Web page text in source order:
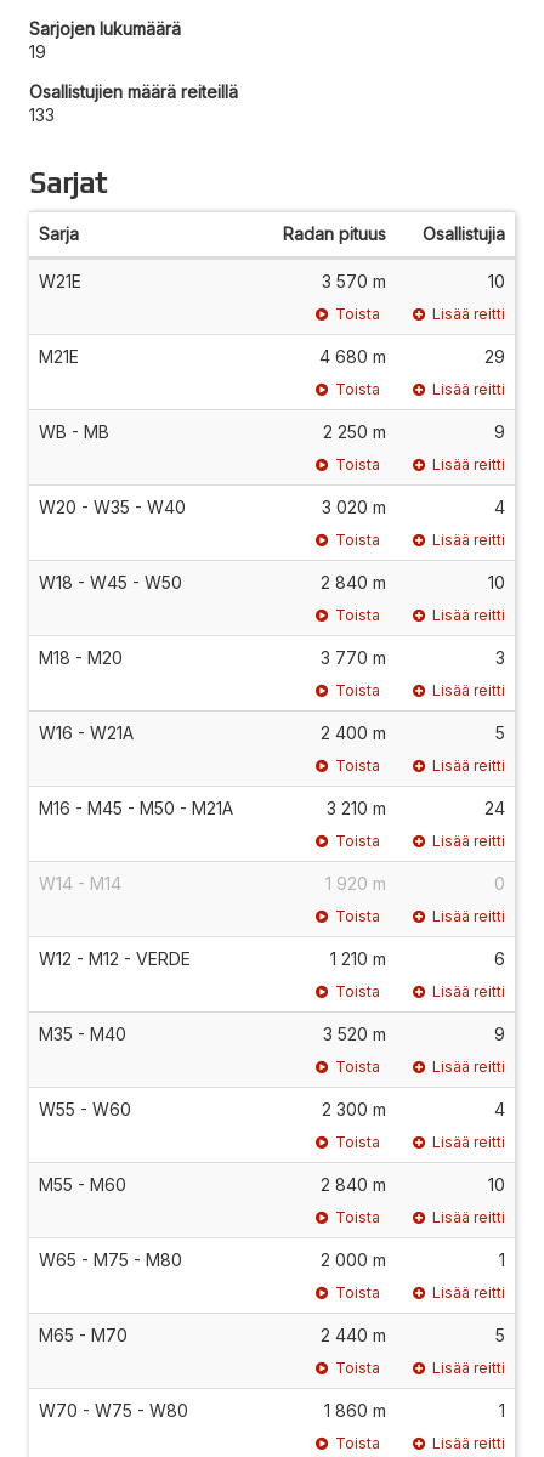
Sarjojen lukumäärä
19
Osallistujien määrä reiteillä
133
Sarjat
Sarja Radan pituus Osallistujia
W21E 3 570 m 10
Toista Lisää reitti
M21E 4 680 m 29
Toista Lisää reitti
WB - MB 2 250 m 9
Toista Lisää reitti
W20 - W35 - W40 3 020 m 4
Toista Lisää reitti
W18 - W45 - W50 2 840 m 10
Toista Lisää reitti
M18 - M20 3 770 m 3
Toista Lisää reitti
W16 - W21A 2 400 m 5
Toista Lisää reitti
M16 - M45 - M50 - M21A 3 210 m 24
Toista Lisää reitti
W14 - M14 1 920 m 0
Toista Lisää reitti
W12 - M12 - VERDE 1 210 m 6
Toista Lisää reitti
M35 - M40 3 520 m 9
Toista Lisää reitti
W55 - W60 2 300 m 4
Toista Lisää reitti
M55 - M60 2 840 m 10
Toista Lisää reitti
W65 - M75 - M80 2 000 m 1
Toista Lisää reitti
M65 - M70 2 440 m 5
Toista Lisää reitti
W70 - W75 - W80 1 860 m 1
Toista Lisää reitti